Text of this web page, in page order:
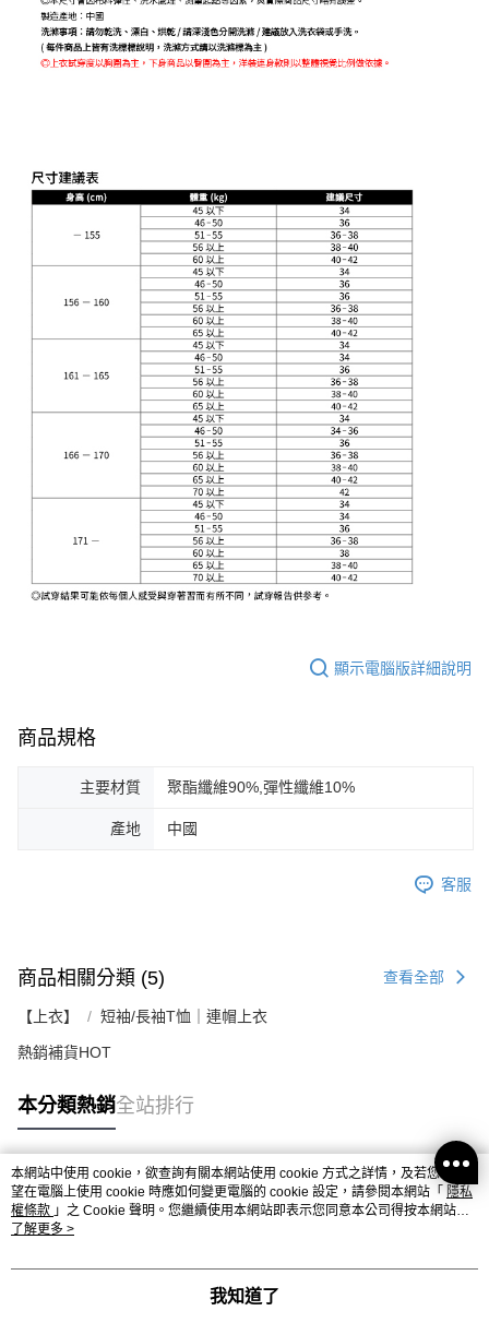
顯示電腦版詳細說明
商品規格
主要材質 聚酯纖維90%,彈性纖維10%
產地 中國
客服
商品相關分類 (5) 查看全部
【上衣】 短袖/長袖T恤｜連帽上衣
熱銷補貨HOT
本分類熱銷全站排行
熱門標籤
本網站中使用 cookie，欲查詢有關本網站使用 cookie 方式之詳情，及若您不希
望在電腦上使用 cookie 時應如何變更電腦的 cookie 設定，請參閱本網站「 隱私
權條款 」之 Cookie 聲明。您繼續使用本網站即表示您同意本公司得按本網站使
用條款之 Cookie 聲明使用 cookie。
了解更多 >
我知道了